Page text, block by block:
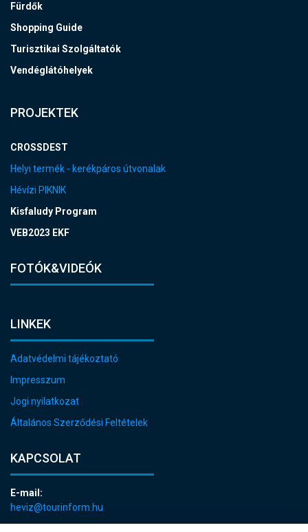
Fürdők
Shopping Guide
Turisztikai Szolgáltatók
Vendéglátóhelyek
PROJEKTEK
CROSSDEST
Helyi termék - kerékpáros útvonalak
Hévízi PIKNIK
Kisfaludy Program
VEB2023 EKF
FOTÓK&VIDEÓK
LINKEK
Adatvédelmi tájékoztató
Impresszum
Jogi nyilatkozat
Általános Szerződési Feltételek
KAPCSOLAT
E-mail:
heviz@tourinform.hu